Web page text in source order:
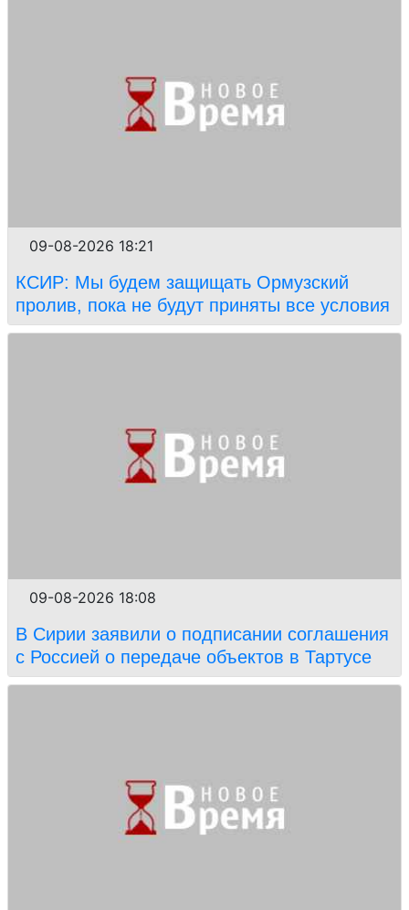
09-08-2026 18:21
КСИР: Мы будем защищать Ормузский
пролив, пока не будут приняты все условия
09-08-2026 18:08
В Сирии заявили о подписании соглашения
с Россией о передаче объектов в Тартусе